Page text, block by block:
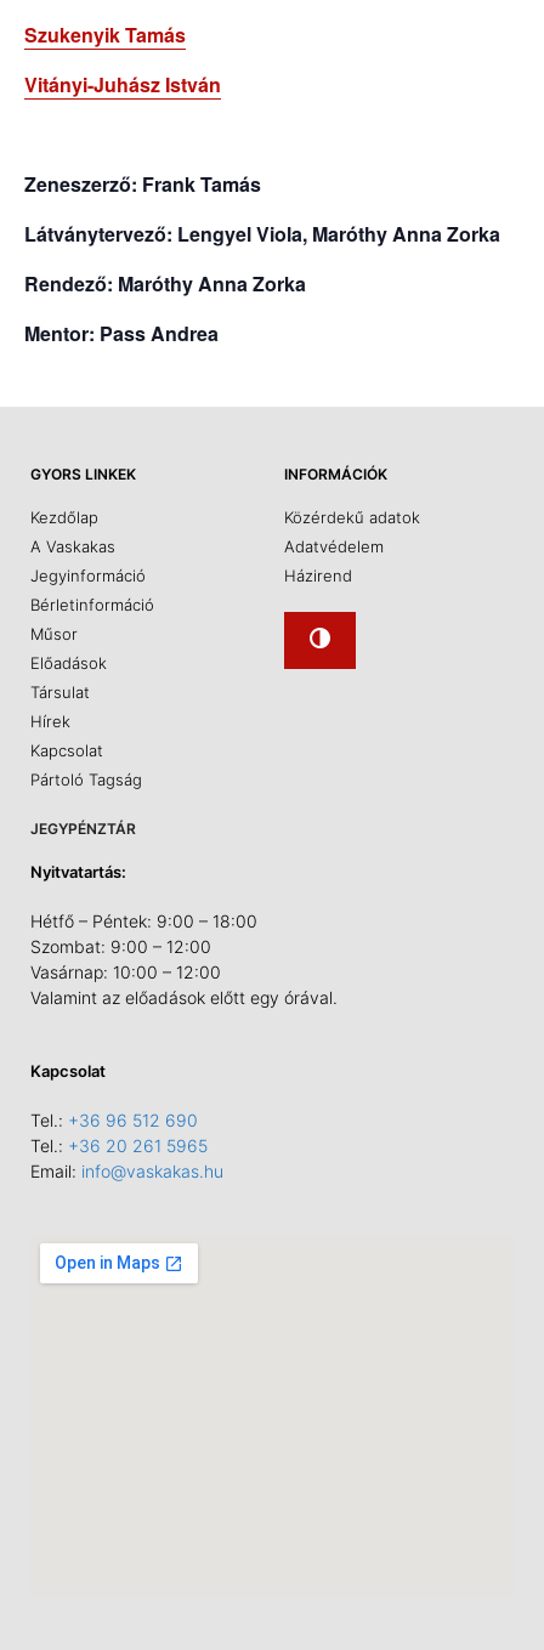
Szukenyik Tamás
Vitányi-Juhász István
Zeneszerző: Frank Tamás
Látványtervező: Lengyel Viola, Maróthy Anna Zorka
Rendező: Maróthy Anna Zorka
Mentor: Pass Andrea
GYORS LINKEK
Kezdőlap
A Vaskakas
Jegyinformáció
Bérletinformáció
Műsor
Előadások
Társulat
Hírek
Kapcsolat
Pártoló Tagság
INFORMÁCIÓK
Közérdekű adatok
Adatvédelem
Házirend
JEGYPÉNZTÁR
Nyitvatartás:
Hétfő – Péntek: 9:00 – 18:00
Szombat: 9:00 – 12:00
Vasárnap: 10:00 – 12:00
Valamint az előadások előtt egy órával.
Kapcsolat
Tel.: +36 96 512 690
Tel.: +36 20 261 5965
Email: info@vaskakas.hu